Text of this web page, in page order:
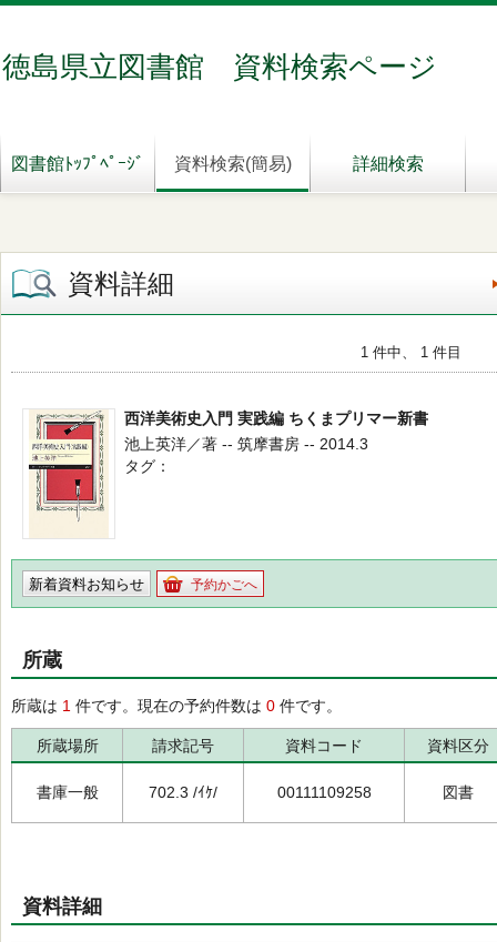
徳島県立図書館 資料検索ページ
図書館ﾄｯﾌﾟﾍﾟｰｼﾞ 資料検索(簡易) 詳細検索
資料詳細
1 件中、 1 件目
西洋美術史入門 実践編 ちくまプリマー新書
池上英洋／著 -- 筑摩書房 -- 2014.3
タグ
新着資料お知らせ 予約かごへ
所蔵
所蔵は 1 件です。現在の予約件数は 0 件です。
所蔵場所 請求記号 資料コード 資料区分
書庫一般 702.3 /ｲｹ/ 00111109258 図書
資料詳細